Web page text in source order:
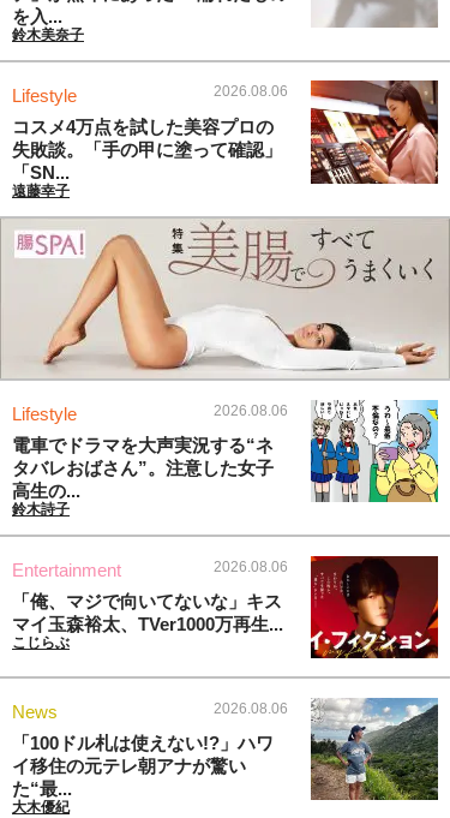
を入...
鈴木美奈子
Lifestyle 2026.08.06
コスメ4万点を試した美容プロの
失敗談。「手の甲に塗って確認」
「SN...
遠藤幸子
Lifestyle 2026.08.06
電車でドラマを大声実況する“ネ
タバレおばさん”。注意した女子
高生の...
鈴木詩子
Entertainment 2026.08.06
「俺、マジで向いてないな」キス
マイ玉森裕太、TVer1000万再生...
こじらぶ
News 2026.08.06
「100ドル札は使えない!?」ハワ
イ移住の元テレ朝アナが驚い
た“最...
大木優紀